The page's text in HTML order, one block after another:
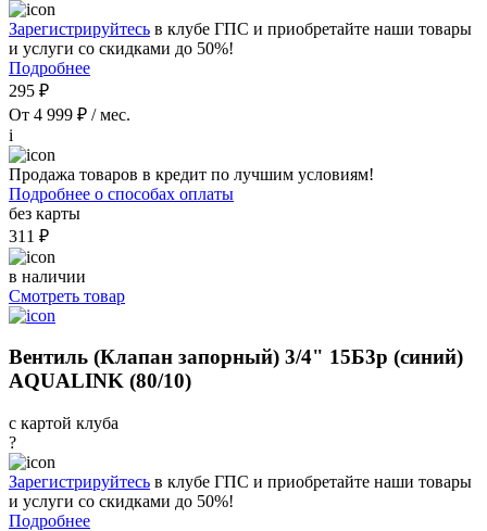
Зарегистрируйтесь в клубе ГПС и приобретайте наши товары
и услуги со скидками до 50%!
Подробнее
295 ₽
От 4 999 ₽ / мес.
i
Продажа товаров в кредит по лучшим условиям!
Подробнее о способах оплаты
без карты
311 ₽
в наличии
Смотреть товар
Вентиль (Клапан запорный) 3/4" 15Б3р (синий)
AQUALINK (80/10)
с картой клуба
?
Зарегистрируйтесь в клубе ГПС и приобретайте наши товары
и услуги со скидками до 50%!
Подробнее